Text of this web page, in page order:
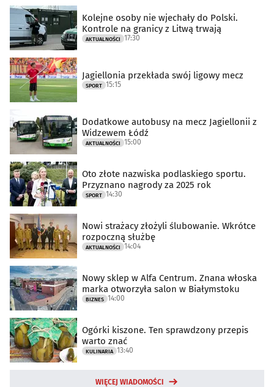
Kolejne osoby nie wjechały do Polski.
Kontrole na granicy z Litwą trwają
AKTUALNOŚCI 17:30
Jagiellonia przekłada swój ligowy mecz
SPORT 15:15
Dodatkowe autobusy na mecz Jagiellonii z
Widzewem Łódź
AKTUALNOŚCI 15:00
Oto złote nazwiska podlaskiego sportu.
Przyznano nagrody za 2025 rok
SPORT 14:30
Nowi strażacy złożyli ślubowanie. Wkrótce
rozpoczną służbę
AKTUALNOŚCI 14:04
Nowy sklep w Alfa Centrum. Znana włoska
marka otworzyła salon w Białymstoku
BIZNES 14:00
Ogórki kiszone. Ten sprawdzony przepis
warto znać
KULINARIA 13:40
WIĘCEJ WIADOMOŚCI